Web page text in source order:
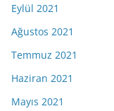
Eylül 2021
Ağustos 2021
Temmuz 2021
Haziran 2021
Mayıs 2021